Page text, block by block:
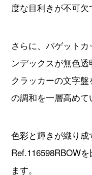
度な目利きが不可欠
さらに、バゲット
ンデックスが無色
クラッカーの文字
の調和を一層高めて
色彩と輝きが織り成
Ref.116598RBOW
ます。